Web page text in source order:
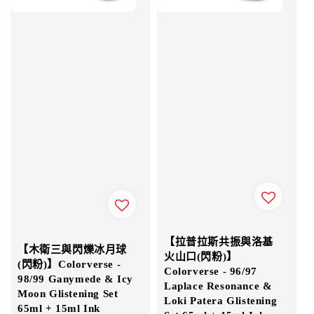
【木衛三與閃爍冰月球
(閃粉)】Colorverse -
98/99 Ganymede & Icy
Moon Glistening Set
65ml + 15ml Ink
【拉普拉斯共振與洛基
火山口(閃粉)】
Colorverse - 96/97
Laplace Resonance &
Loki Patera Glistening